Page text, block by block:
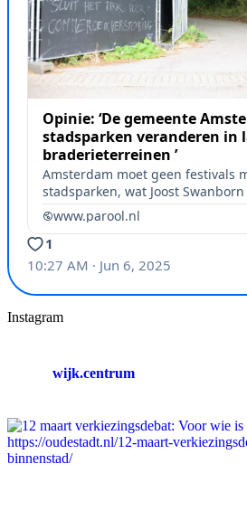
Instagram
wijk.centrum